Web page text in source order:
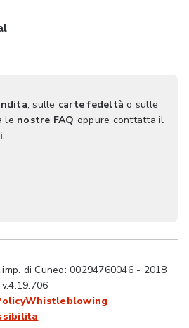
, sulle carte fedeltà o sulle
le nostre FAQ oppure conttatta il
.
di Cuneo: 00294760046 - 2018
Whistleblowing